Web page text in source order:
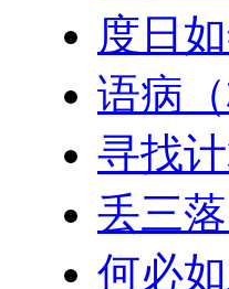
度日
语病
寻找
丢三
何必